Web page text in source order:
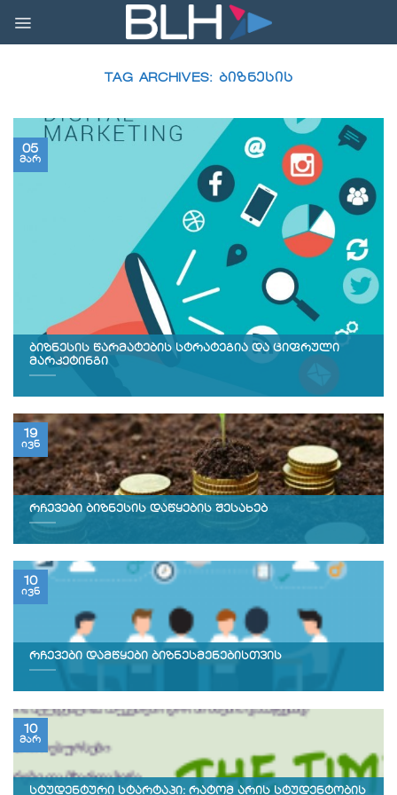
content
TAG ARCHIVES: ᲑᲘᲖᲜᲔᲡᲘᲡ
ბიზნესის წარმატების სტრატეგია და ციფრული
მარკეტინგი
05
მარ
რჩევები ბიზნესის დაწყების შესახებ
19
ივნ
რჩევები დამწყები ბიზნესმენებისთვის
10
ივნ
სტუდენტური სტარტაპი: რატომ არის სტუდენტობის
10
მარ